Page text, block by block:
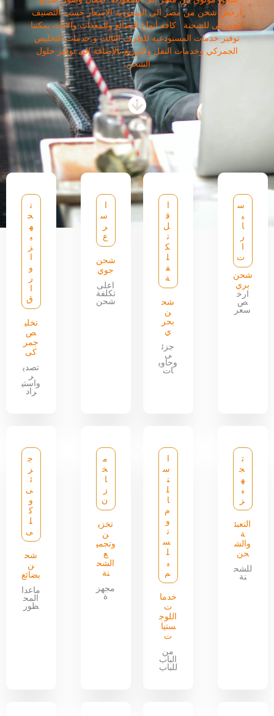
ارخص شحن من مصر الى السعودية الاسعار حسب التصنيف
الجمركى للشحنة كافة أنواع البضائع والمعدات والاثاث يمكننا
توفير خدمات المستودعية للطرف الثالث و خدمات التخليص
الجمركي وخدمات النقل والتوزيع بالإضافة إلى توفير حلول
الشحن
س
ي
ا
ر
ت
شحن
بري
ارخ
ص
سعر
ق
ل
ت
ك
ل
ف
ة
شح
ن
بحر
ي
جزئ
ى
وحاوي
ات
س
ر
ع
شحن
جوي
اعلى
تكلفة
شحن
ت
ج
ه
ي
ز
و
ر
ق
تخلي
ص
جمر
كى
تصدي
ر
واستي
راد
ت
ج
ه
ي
ز
التعبئ
ة
والش
حن
للشح
نة
س
ت
ل
ا
م
و
ت
س
ل
ي
م
خدما
ت
اللوج
ستيا
ت
من
الباب
للباب
م
خ
ا
ز
ن
تخزي
ن
وتجمي
ع
الشح
نة
مجهز
ة
ج
ز
ئ
ى
و
ك
ل
ى
شح
ن
بضائع
ماعدا
المح
ظور